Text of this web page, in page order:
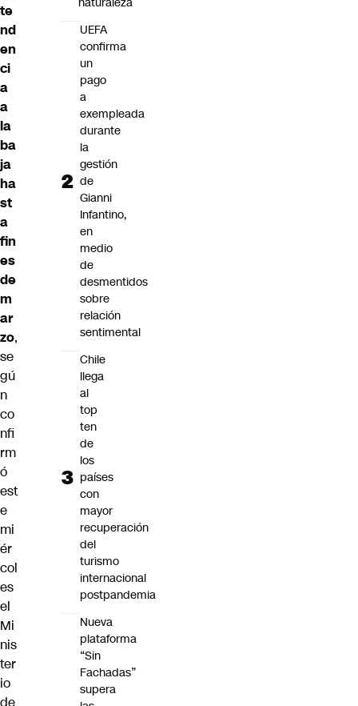
te
nd
en
ci
a
a
la
ba
ja
ha
st
a
fin
es
de
m
ar
zo,
se
gú
n
co
nfi
rm
ó
est
e
mi
ér
col
es
el
Mi
nis
ter
io
de
UEFA
confirma
un
pago
a
exempleada
durante
la
gestión
de
Gianni
Infantino,
en
medio
de
desmentidos
sobre
relación
sentimental
Chile
llega
al
top
ten
de
los
países
con
mayor
recuperación
del
turismo
internacional
postpandemia
Nueva
plataforma
“Sin
Fachadas”
supera